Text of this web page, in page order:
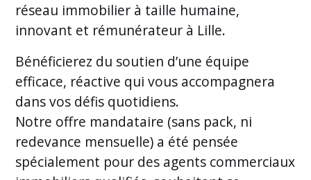
réseau immobilier à taille humaine,
innovant et rémunérateur à Lille.
Bénéficierez du soutien d’une équipe
efficace, réactive qui vous accompagnera
dans vos défis quotidiens.
Notre offre mandataire (sans pack, ni
redevance mensuelle) a été pensée
spécialement pour des agents commerciaux